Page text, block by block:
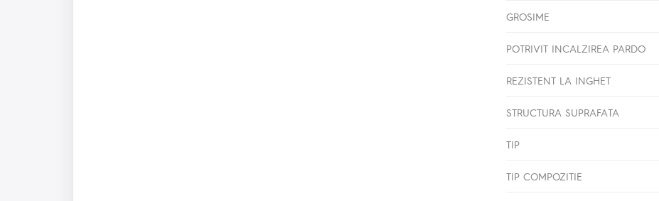
GROSIME
POTRIVIT INCALZIREA PARDO
REZISTENT LA INGHET
STRUCTURA SUPRAFATA
TIP
TIP COMPOZITIE